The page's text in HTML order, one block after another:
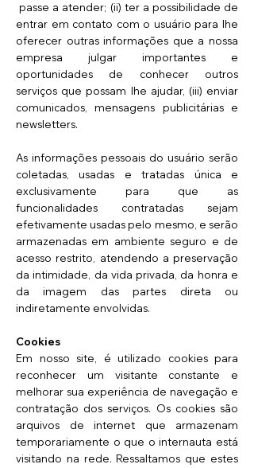
passe a atender; (ii) ter a possibilidade de
entrar em contato com o usuário para lhe
oferecer outras informações que a nossa
empresa julgar importantes e
oportunidades de conhecer outros
serviços que possam lhe ajudar, (iii) enviar
comunicados, mensagens publicitárias e
newsletters.
As informações pessoais do usuário serão
coletadas, usadas e tratadas única e
exclusivamente para que as
funcionalidades contratadas sejam
efetivamente usadas pelo mesmo, e serão
armazenadas em ambiente seguro e de
acesso restrito, atendendo a preservação
da intimidade, da vida privada, da honra e
da imagem das partes direta ou
indiretamente envolvidas.
Cookies
Em nosso site, é utilizado cookies para
reconhecer um visitante constante e
melhorar sua experiência de navegação e
contratação dos serviços. Os cookies são
arquivos de internet que armazenam
temporariamente o que o internauta está
visitando na rede. Ressaltamos que estes